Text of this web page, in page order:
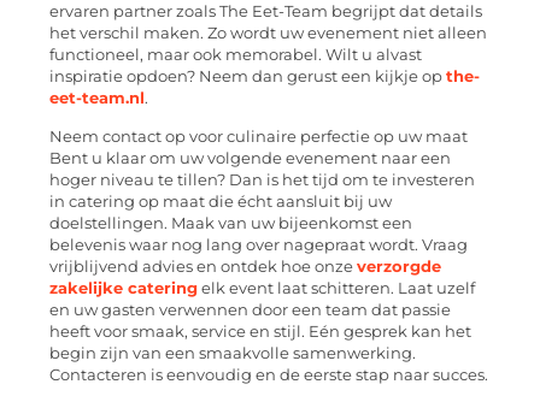
ervaren partner zoals The Eet-Team begrijpt dat details
het verschil maken. Zo wordt uw evenement niet alleen
functioneel, maar ook memorabel. Wilt u alvast
inspiratie opdoen? Neem dan gerust een kijkje op the-
eet-team.nl.
Neem contact op voor culinaire perfectie op uw maat
Bent u klaar om uw volgende evenement naar een
hoger niveau te tillen? Dan is het tijd om te investeren
in catering op maat die écht aansluit bij uw
doelstellingen. Maak van uw bijeenkomst een
belevenis waar nog lang over nagepraat wordt. Vraag
vrijblijvend advies en ontdek hoe onze verzorgde
zakelijke catering elk event laat schitteren. Laat uzelf
en uw gasten verwennen door een team dat passie
heeft voor smaak, service en stijl. Eén gesprek kan het
begin zijn van een smaakvolle samenwerking.
Contacteren is eenvoudig en de eerste stap naar succes.